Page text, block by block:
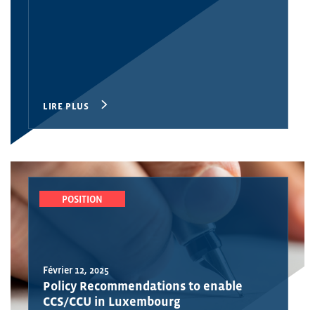
LIRE PLUS
POSITION
Février 12, 2025
Policy Recommendations to enable
CCS/CCU in Luxembourg